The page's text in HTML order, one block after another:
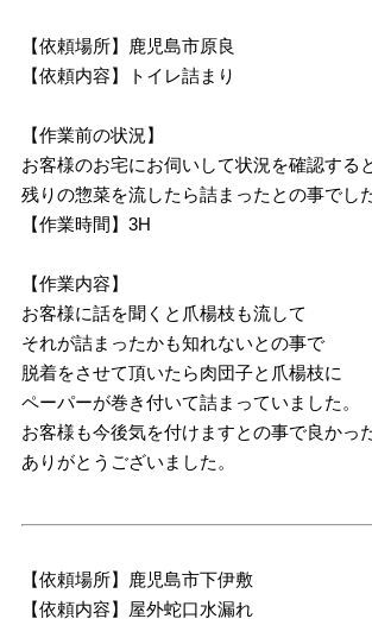
【依頼場所】鹿児島市原良
【依頼内容】トイレ詰まり
【作業前の状況】
お客様のお宅にお伺いして状況を確認すると
残りの惣菜を流したら詰まったとの事でした
【作業時間】3H
【作業内容】
お客様に話を聞くと爪楊枝も流して
それが詰まったかも知れないとの事で
脱着をさせて頂いたら肉団子と爪楊枝に
ペーパーが巻き付いて詰まっていました。
お客様も今後気を付けますとの事で良かっ
ありがとうございました。
【依頼場所】鹿児島市下伊敷
【依頼内容】屋外蛇口水漏れ